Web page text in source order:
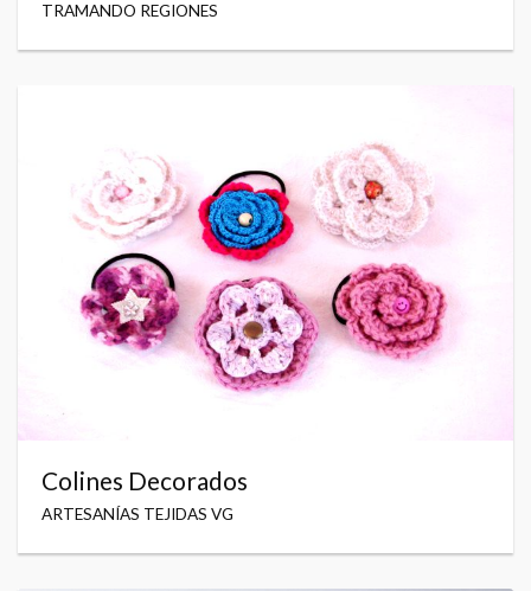
TRAMANDO REGIONES
Colines Decorados
ARTESANÍAS TEJIDAS VG